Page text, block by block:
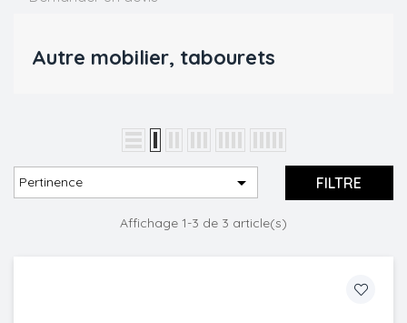
Autre mobilier, tabourets
Pertinence  FILTRE
Affichage 1-3 de 3 article(s)